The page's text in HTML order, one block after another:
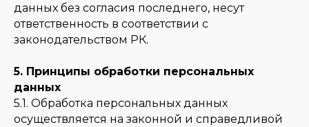
данных без согласия последнего, несут
ответственность в соответствии с
законодательством РК.
5. Принципы обработки персональных
данных
5.1. Обработка персональных данных
осуществляется на законной и справедливой